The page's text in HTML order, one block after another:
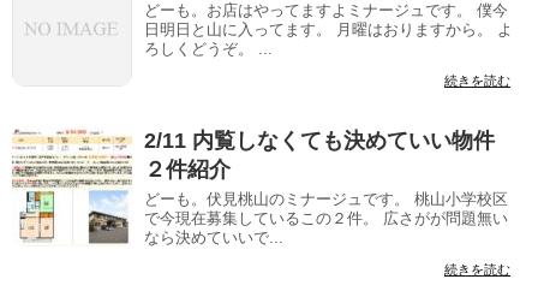
どーも。お店はやってますよミナージュです。 僕今
日明日と山に入ってます。 月曜はおりますから。 よ
ろしくどうぞ。 ...
続きを読む
2/11 内覧しなくても決めていい物件
２件紹介
どーも。伏見桃山のミナージュです。 桃山小学校区
で今現在募集しているこの２件。 広さがが問題無い
なら決めていいで...
続きを読む